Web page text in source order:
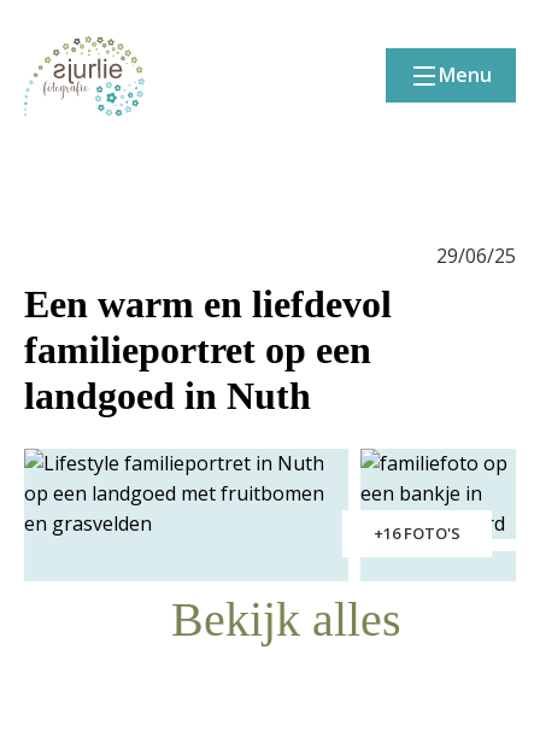
Menu
29/06/25
Een warm en liefdevol
familieportret op een
landgoed in Nuth
+16 FOTO'S
Bekijk alles